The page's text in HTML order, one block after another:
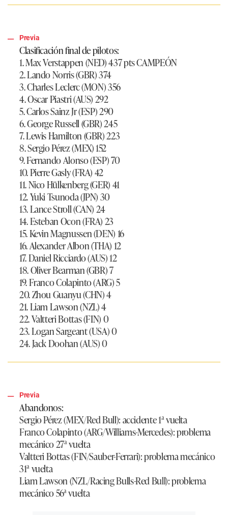
Previa
Clasificación final de pilotos:
1. Max Verstappen (NED) 437 pts CAMPEÓN
2. Lando Norris (GBR) 374
3. Charles Leclerc (MON) 356
4. Oscar Piastri (AUS) 292
5. Carlos Sainz Jr (ESP) 290
6. George Russell (GBR) 245
7. Lewis Hamilton (GBR) 223
8. Sergio Pérez (MEX) 152
9. Fernando Alonso (ESP) 70
10. Pierre Gasly (FRA) 42
11. Nico Hülkenberg (GER) 41
12. Yuki Tsunoda (JPN) 30
13. Lance Stroll (CAN) 24
14. Esteban Ocon (FRA) 23
15. Kevin Magnussen (DEN) 16
16. Alexander Albon (THA) 12
17. Daniel Ricciardo (AUS) 12
18. Oliver Bearman (GBR) 7
19. Franco Colapinto (ARG) 5
20. Zhou Guanyu (CHN) 4
21. Liam Lawson (NZL) 4
22. Valtteri Bottas (FIN) 0
23. Logan Sargeant (USA) 0
24. Jack Doohan (AUS) 0
Previa
Abandonos:
Sergio Pérez (MEX/Red Bull): accidente 1ª vuelta
Franco Colapinto (ARG/Williams-Mercedes): problema
mecánico 27ª vuelta
Valtteri Bottas (FIN/Sauber-Ferrari): problema mecánico
31ª vuelta
Liam Lawson (NZL/Racing Bulls-Red Bull): problema
mecánico 56ª vuelta